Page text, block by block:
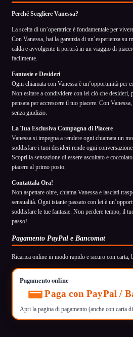
Perché Scegliere Vanessa?
La scelta di un’operatrice è fondamentale per
Con Vanessa, hai la garanzia di un’esperienza su
calda e avvolgente ti porterà in un viaggio di
facilmente.
Fantasie e Desideri
Ogni chiamata con Vanessa è un’opportunità per
Non esitare a condividere con lei ciò che desideri,
pensata per accrescere il tuo piacere. Con
senza giudizio.
La Tua Esclusiva Compagna di Piacere
Vanessa si impegna a rendere ogni chiamata un
soddisfare i tuoi desideri rende ogni
Scopri la sensazione di essere ascoltato e
piacere al primo posto.
Contattala Ora!
Non aspettare oltre, chiama Vanessa e lasciati
sensualità. Ogni istante passato con lei è
soddisfare le tue fantasie. Non perdere tempo, il
passo!
Pagamento PayPal e Bancomat
Ricarica online in modo rapido e sicuro con carta,
Pagamento online
Paga con PayPal /
Apri la pagina di pagamento (anche con carta